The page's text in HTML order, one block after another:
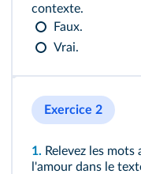
contexte.
Faux.
Vrai.
Exercice 2
1. Relevez les
l'amour dans le